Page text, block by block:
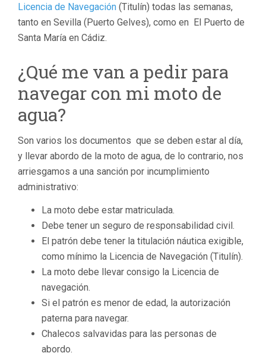
Licencia de Navegación (Titulín) todas las semanas,
tanto en Sevilla (Puerto Gelves), como en El Puerto de
Santa María en Cádiz.
¿Qué me van a pedir para
navegar con mi moto de
agua?
Son varios los documentos que se deben estar al día,
y llevar abordo de la moto de agua, de lo contrario, nos
arriesgamos a una sanción por incumplimiento
administrativo:
La moto debe estar matriculada.
Debe tener un seguro de responsabilidad civil.
El patrón debe tener la titulación náutica exigible,
como mínimo la Licencia de Navegación (Titulín).
La moto debe llevar consigo la Licencia de
navegación.
Si el patrón es menor de edad, la autorización
paterna para navegar.
Chalecos salvavidas para las personas de
abordo.